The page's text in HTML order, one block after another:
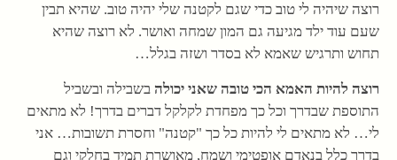
רוצה שיהיה לי טוב כדי שגם לקטנה שלי יהיה טוב. שהיא תבין
שעם עוד ילד מגיעה גם המון שמחה ואושר. לא רוצה שהיא
תחוש ותרגיש שאמא לא בסדר ושזה בגלל…
רוצה להיות האמא הכי טובה שאני יכולה בשבילה ובשביל
התוספת שבדרך וכל כך מפחדת לקלקל דברים בדרך! לא מתאים
לי… לא מתאים לי להיות כל כך "קטנה" וחסרת תשובות… אני
בדרך כלל בנאדם אופטימי ושמח, מאושרת תמיד בחלקי וגם